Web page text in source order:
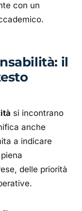
con un
il
si incontrano
anche
a indicare
delle priorità